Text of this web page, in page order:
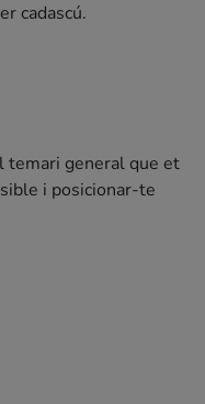
cadascú.
general que et
i posicionar-te